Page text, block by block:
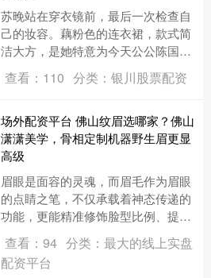
苏晚站在穿衣镜前，最后一次检查自
己的妆容。藕粉色的连衣裙，款式简
洁大方，是她特意为今天公公陈国栋
的六十二岁生日宴挑选的。镜子里的
她，眉眼清秀，只是眼底有一抹难
查看：110 分类：银川股票配资
场外配资平台 佛山纹眉选哪家？佛山
潇潇美学，骨相定制机器野生眉更显
高级
眉眼是面容的灵魂，而眉毛作为眉眼
的点睛之笔，不仅承载着神态传递的
功能，更能精准修饰脸型比例、提升
眉眼立体感。一款适配自身骨相和气
质的眉形，能不动声色地拉高整体
气....
查看：94 分类：最大的线上实盘
配资平台